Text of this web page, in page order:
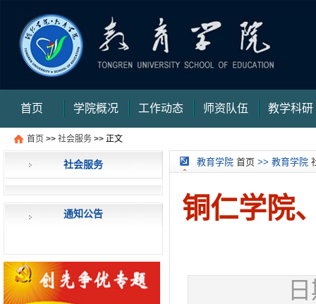
首页 学院概况 工作动态 师资队伍 教学科研
审核评估 信件提交
首页 >> 社会服务 >> 正文
社会服务
通知公告
教育学院 首页 >> 教育学院
铜仁学院